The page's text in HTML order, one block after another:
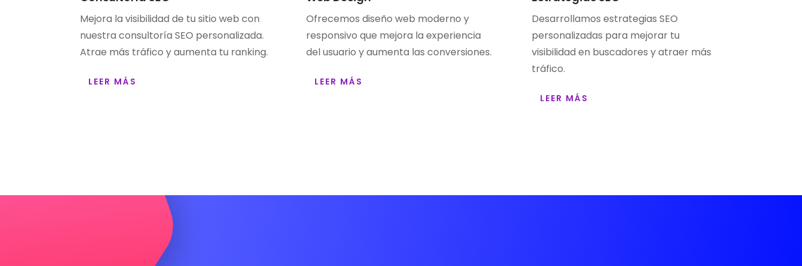
Mejora la visibilidad de tu sitio web con
nuestra consultoría SEO personalizada.
Atrae más tráfico y aumenta tu ranking.
LEER MÁS
Ofrecemos diseño web moderno y
responsivo que mejora la experiencia
del usuario y aumenta las conversiones.
LEER MÁS
Desarrollamos estrategias SEO
personalizadas para mejorar tu
visibilidad en buscadores y atraer más
tráfico.
LEER MÁS